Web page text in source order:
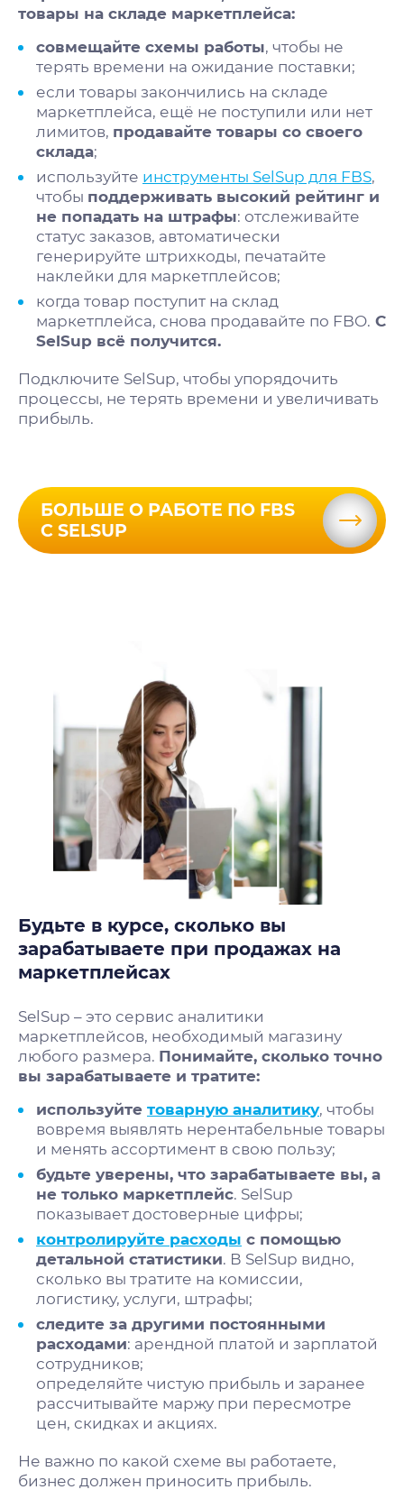
товары на складе маркетплейса:
совмещайте схемы работы, чтобы не
терять времени на ожидание поставки;
если товары закончились на складе
маркетплейса, ещё не поступили или нет
лимитов, продавайте товары со своего
склада;
используйте инструменты SelSup для FBS,
чтобы поддерживать высокий рейтинг и
не попадать на штрафы: отслеживайте
статус заказов, автоматически
генерируйте штрихкоды, печатайте
наклейки для маркетплейсов;
когда товар поступит на склад
маркетплейса, снова продавайте по FBO. С
SelSup всё получится.
Подключите SelSup, чтобы упорядочить
процессы, не терять времени и увеличивать
прибыль.
БОЛЬШЕ О РАБОТЕ ПО FBS
С SELSUP
Будьте в курсе, сколько вы
зарабатываете при продажах на
маркетплейсах
SelSup – это сервис аналитики
маркетплейсов, необходимый магазину
любого размера. Понимайте, сколько точно
вы зарабатываете и тратите:
используйте товарную аналитику, чтобы
вовремя выявлять нерентабельные товары
и менять ассортимент в свою пользу;
будьте уверены, что зарабатываете вы, а
не только маркетплейс. SelSup
показывает достоверные цифры;
контролируйте расходы с помощью
детальной статистики. В SelSup видно,
сколько вы тратите на комиссии,
логистику, услуги, штрафы;
следите за другими постоянными
расходами: арендной платой и зарплатой
сотрудников;
определяйте чистую прибыль и заранее
рассчитывайте маржу при пересмотре
цен, скидках и акциях.
Не важно по какой схеме вы работаете,
бизнес должен приносить прибыль.